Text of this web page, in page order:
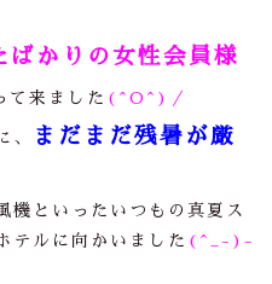
ばかりの女性会員様
て来ました (^O^)／
、
まだまだ残暑が厳
機といったいつもの真夏ス
テルに向かいました (^_-)-